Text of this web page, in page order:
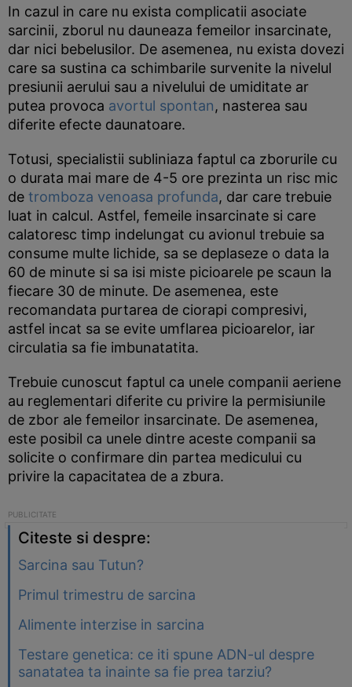
In cazul in care nu exista complicatii asociate
sarcinii, zborul nu dauneaza femeilor insarcinate,
dar nici bebelusilor. De asemenea, nu exista dovezi
care sa sustina ca schimbarile survenite la nivelul
presiunii aerului sau a nivelului de umiditate ar
putea provoca avortul spontan, nasterea sau
diferite efecte daunatoare.
Totusi, specialistii subliniaza faptul ca zborurile cu
o durata mai mare de 4-5 ore prezinta un risc mic
de tromboza venoasa profunda, dar care trebuie
luat in calcul. Astfel, femeile insarcinate si care
calatoresc timp indelungat cu avionul trebuie sa
consume multe lichide, sa se deplaseze o data la
60 de minute si sa isi miste picioarele pe scaun la
fiecare 30 de minute. De asemenea, este
recomandata purtarea de ciorapi compresivi,
astfel incat sa se evite umflarea picioarelor, iar
circulatia sa fie imbunatatita.
Trebuie cunoscut faptul ca unele companii aeriene
au reglementari diferite cu privire la permisiunile
de zbor ale femeilor insarcinate. De asemenea,
este posibil ca unele dintre aceste companii sa
solicite o confirmare din partea medicului cu
privire la capacitatea de a zbura.
Citeste si despre:
Sarcina sau Tutun?
Primul trimestru de sarcina
Alimente interzise in sarcina
Testare genetica: ce iti spune ADN-ul despre
sanatatea ta inainte sa fie prea tarziu?